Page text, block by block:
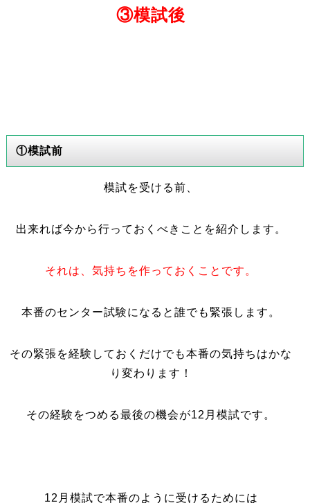
③模試後
①模試前
模試を受ける前、
出来れば今から行っておくべきことを紹介します。
それは、気持ちを作っておくことです。
本番のセンター試験になると誰でも緊張します。
その緊張を経験しておくだけでも本番の気持ちはかな
り変わります！
その経験をつめる最後の機会が12月模試です。
12月模試で本番のように受けるためには